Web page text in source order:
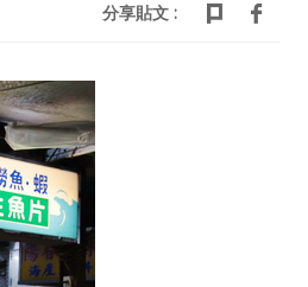
分享貼文 :